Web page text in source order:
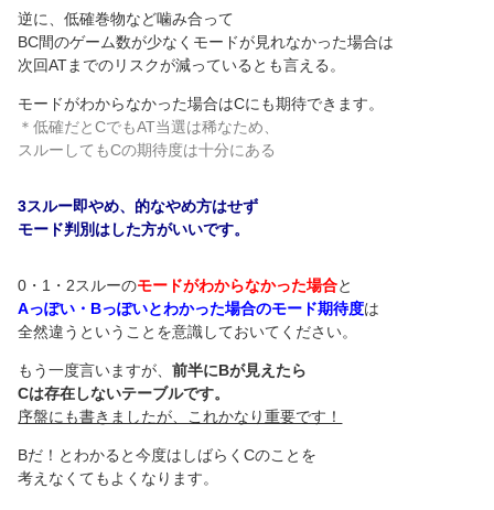
逆に、低確巻物など噛み合って
BC間のゲーム数が少なくモードが見れなかった場合は
次回ATまでのリスクが減っているとも言える。
モードがわからなかった場合はCにも期待できます。
＊低確だとCでもAT当選は稀なため、
スルーしてもCの期待度は十分にある
3スルー即やめ、的なやめ方はせず
モード判別はした方がいいです。
0・1・2スルーのモードがわからなかった場合と
Aっぽい・Bっぽいとわかった場合のモード期待度は
全然違うということを意識しておいてください。
もう一度言いますが、前半にBが見えたら
Cは存在しないテーブルです。
序盤にも書きましたが、これかなり重要です！
Bだ！とわかると今度はしばらくCのことを
考えなくてもよくなります。